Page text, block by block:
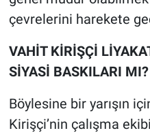
çevrelerini harekete
VAHİT KİRİŞÇİ
SİYASİ BASKILARI MI?
Böylesine bir yarışın
Kirişçi’nin çalışma